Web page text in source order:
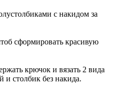
с накидом за
сформировать красивую
крючок и вязать 2 вида
и столбик без накида.